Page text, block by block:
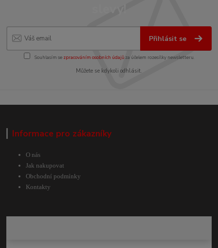
Přihlásit se
Souhlasím se zpracováním osobních údajůza účelem rozesílky newsletteru.
Můžete se kdykoli odhlásit.
Informace pro zákazníky
O nás
Jak nakupovat
Obchodní podmínky
Kontakty